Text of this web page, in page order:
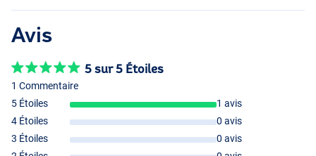
Avis
5 sur 5 Étoiles
1 Commentaire
5 Étoiles
1 avis
4 Étoiles
0 avis
3 Étoiles
0 avis